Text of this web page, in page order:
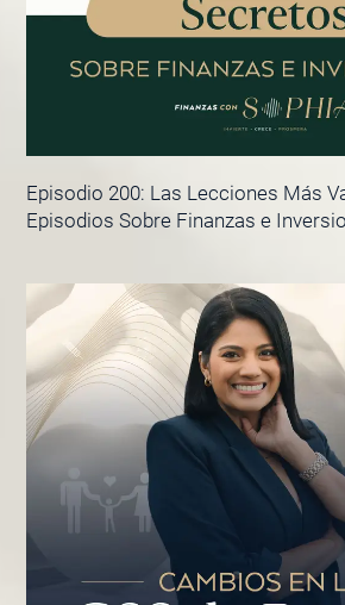
Episodio 200: Las Lecciones Más
Episodios Sobre Finanzas e